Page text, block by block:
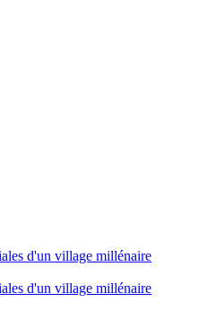
d'un village millénaire
d'un village millénaire